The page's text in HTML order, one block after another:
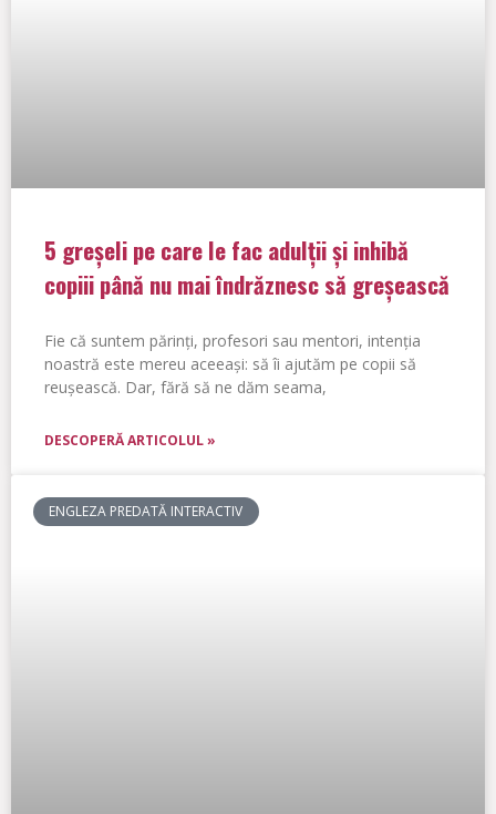
5 greșeli pe care le fac adulții și inhibă
copiii până nu mai îndrăznesc să greșească
Fie că suntem părinți, profesori sau mentori, intenția
noastră este mereu aceeași: să îi ajutăm pe copii să
reușească. Dar, fără să ne dăm seama,
DESCOPERĂ ARTICOLUL »
ENGLEZA PREDATĂ INTERACTIV